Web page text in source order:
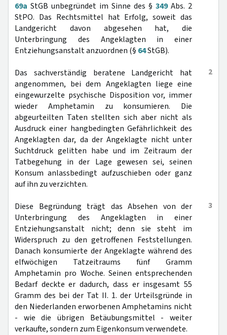
69a StGB unbegründet im Sinne des § 349Abs. 2
StPO. Das Rechtsmittel hat Erfolg, soweit das
Landgericht davon abgesehen hat, die
Unterbringung des Angeklagten in einer
Entziehungsanstalt anzuordnen (§ 64StGB).
2
Das sachverständig beratene Landgericht hat
angenommen, bei dem Angeklagten liege eine
eingewurzelte psychische Disposition vor, immer
wieder Amphetamin zu konsumieren. Die
abgeurteilten Taten stellten sich aber nicht als
Ausdruck einer hangbedingten Gefährlichkeit des
Angeklagten dar, da der Angeklagte nicht unter
Suchtdruck gelitten habe und im Zeitraum der
Tatbegehung in der Lage gewesen sei, seinen
Konsum anlassbedingt aufzuschieben oder ganz
auf ihn zu verzichten.
3
Diese Begründung trägt das Absehen von der
Unterbringung des Angeklagten in einer
Entziehungsanstalt nicht; denn sie steht im
Widerspruch zu den getroffenen Feststellungen.
Danach konsumierte der Angeklagte während des
elfwöchigen Tatzeitraums fünf Gramm
Amphetamin pro Woche. Seinen entsprechenden
Bedarf deckte er dadurch, dass er insgesamt 55
Gramm des bei der Tat II. 1. der Urteilsgründe in
den Niederlanden erworbenen Amphetamins nicht
- wie die übrigen Betäubungsmittel - weiter
verkaufte, sondern zum Eigenkonsum verwendete.